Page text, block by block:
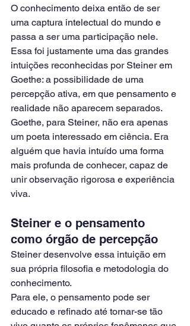
O conhecimento deixa então de ser
uma captura intelectual do mundo e
passa a ser uma participação nele.
Essa foi justamente uma das grandes
intuições reconhecidas por Steiner em
Goethe: a possibilidade de uma
percepção ativa, em que pensamento e
realidade não aparecem separados.
Goethe, para Steiner, não era apenas
um poeta interessado em ciência. Era
alguém que havia intuído uma forma
mais profunda de conhecer, capaz de
unir observação rigorosa e experiência
viva.
Steiner e o pensamento
como órgão de percepção
Steiner desenvolve essa intuição em
sua própria filosofia e metodologia do
conhecimento.
Para ele, o pensamento pode ser
educado e refinado até tornar-se tão